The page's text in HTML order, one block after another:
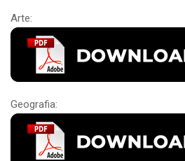
Arte:
Geografia: